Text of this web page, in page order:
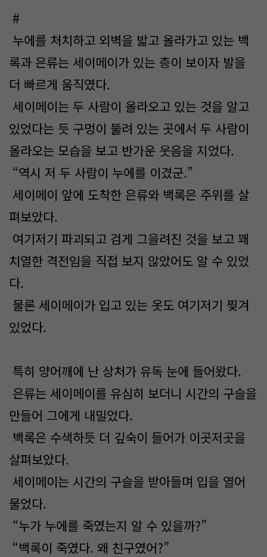
#
누에를 처치하고 외벽을 밟고 올라가고 있는 백
록과 은류는 세이메이가 있는 층이 보이자 발을
더 빠르게 움직였다.
세이메이는 두 사람이 올라오고 있는 것을 알고
있었다는 듯 구멍이 뚫려 있는 곳에서 두 사람이
올라오는 모습을 보고 반가운 웃음을 지었다.
“역시 저 두 사람이 누에를 이겼군.”
세이메이 앞에 도착한 은류와 백록은 주위를 살
펴보았다.
여기저기 파괴되고 검게 그을려진 것을 보고 꽤
치열한 격전임을 직접 보지 않았어도 알 수 있었
다.
물론 세이메이가 입고 있는 옷도 여기저기 찢겨
있었다.
특히 양어깨에 난 상처가 유독 눈에 들어왔다.
은류는 세이메이를 유심히 보더니 시간의 구슬을
만들어 그에게 내밀었다.
백록은 수색하듯 더 깊숙이 들어가 이곳저곳을
살펴보았다.
세이메이는 시간의 구슬을 받아들며 입을 열어
물었다.
“누가 누에를 죽였는지 알 수 있을까?”
“백록이 죽였다. 왜 친구였어?”